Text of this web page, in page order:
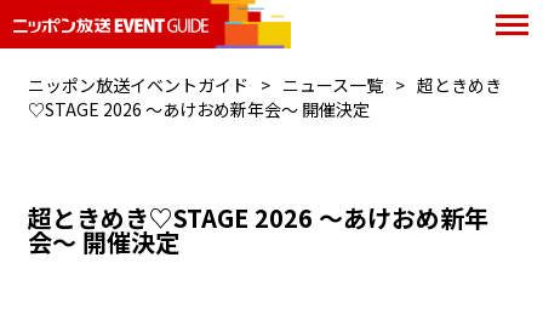
ニッポン放送イベントガイド ニュース一覧
超ときめき
♡STAGE 2026 〜あけおめ新年会〜 開催決定
超ときめき♡STAGE 2026 〜あけおめ新年
会〜 開催決定